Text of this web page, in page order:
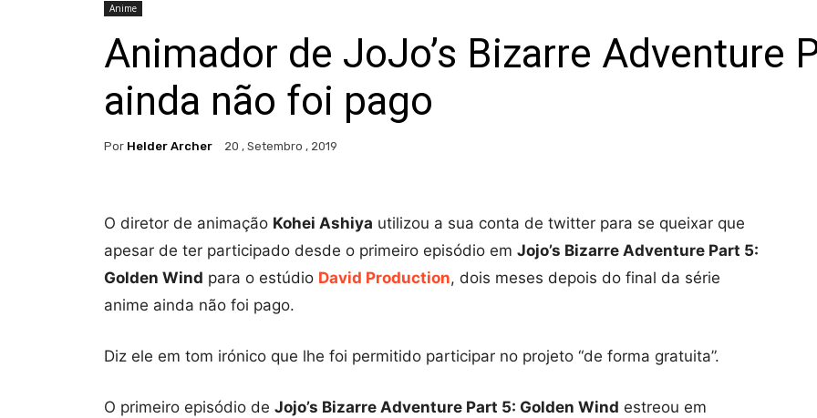
Anime
Animador de JoJo’s Bizarre Adventure
ainda não foi pago
Por Helder Archer 20 , Setembro , 2019
O diretor de animação Kohei Ashiya utilizou a sua conta de twitter para se queixar que
apesar de ter participado desde o primeiro episódio em Jojo’s Bizarre Adventure Part 5:
Golden Wind para o estúdio David Production, dois meses depois do final da série
anime ainda não foi pago.
Diz ele em tom irónico que lhe foi permitido participar no projeto “de forma gratuita”.
O primeiro episódio de Jojo’s Bizarre Adventure Part 5: Golden Wind estreou em